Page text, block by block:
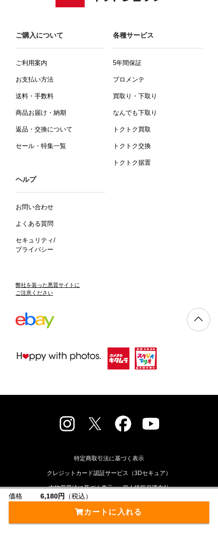
価格 6,180円 （税込）
カートに入れる
ご購入について
ご利用案内
お支払い方法
送料・手数料
商品お届け・納期
返品・交換について
セール・特集一覧
各種サービス
5年間保証
プロメンテ
買取り・下取り
なんでも下取り
トクトク買取
トクトク交換
トクトク据置
ヘルプ
お問い合わせ
よくある質問
セキュリティ/
プライバシー
弊社を装った悪質サイトに
ご注意ください
特定商取引法に基づく表示
クレジットカード認証サービス（3Dセキュア）
古物営業法に基づく表示 個人情報保護方針
ニュースリリース 会社概要 採用情報
店舗検索